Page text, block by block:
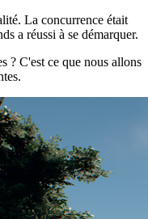
La concurrence était
a réussi à se démarquer.
? C'est ce que nous allons